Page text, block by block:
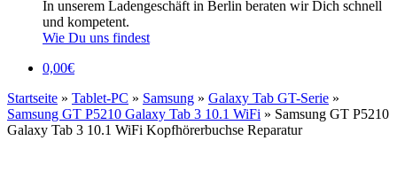
In unserem Ladengeschäft in Berlin beraten wir Dich schnell
und kompetent.
Wie Du uns findest
0,00€
Startseite » Tablet-PC » Samsung » Galaxy Tab GT-Serie »
Samsung GT P5210 Galaxy Tab 3 10.1 WiFi » Samsung GT P5210
Galaxy Tab 3 10.1 WiFi Kopfhörerbuchse Reparatur